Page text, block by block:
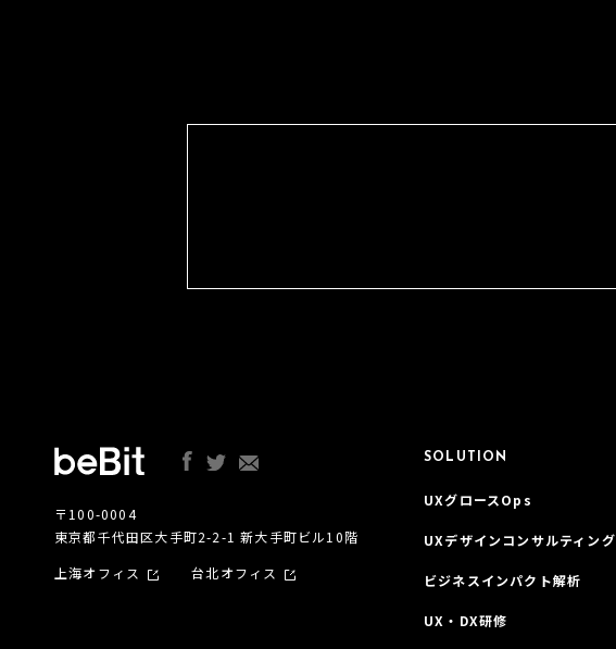
〒100-0004
東京都千代田区大手町2-2-1 新大手町ビル10階
上海オフィス
台北オフィス
SOLUTION
UXグロースOps
UXデザインコンサルティング
ビジネスインパクト解析
UX・DX研修